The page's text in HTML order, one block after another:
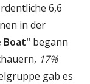
6,6
in der
Boat" begann
17%
gab es